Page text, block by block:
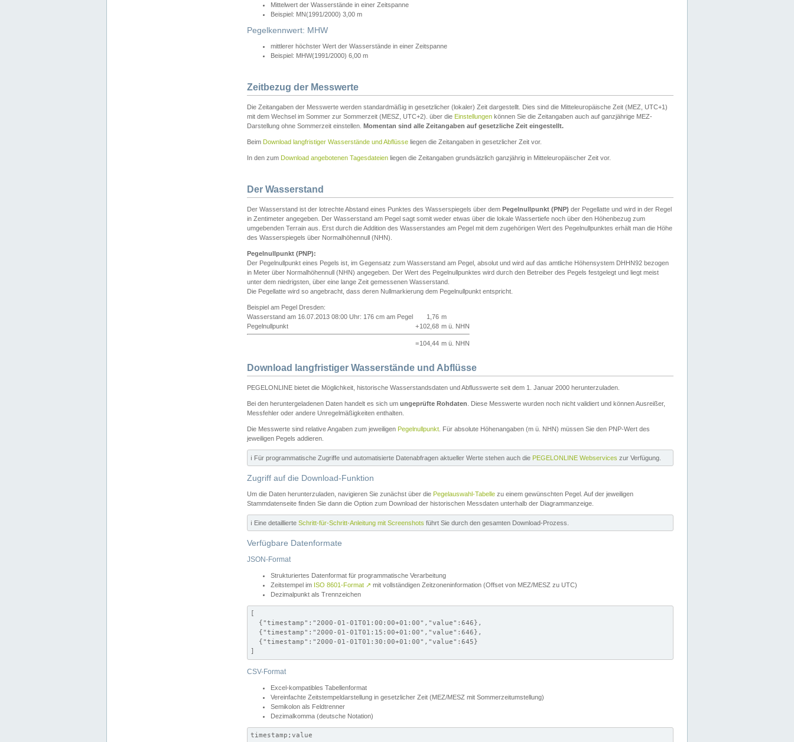
Mittelwert der Wasserstände in einer Zeitspanne
Beispiel: MN(1991/2000) 3,00 m
Pegelkennwert: MHW
mittlerer höchster Wert der Wasserstände in einer Zeitspanne
Beispiel: MHW(1991/2000) 6,00 m
Zeitbezug der Messwerte
Die Zeitangaben der Messwerte werden standardmäßig in gesetzlicher (lokaler) Zeit dargestellt. Dies sind die Mitteleuropäische Zeit (MEZ, UTC+1)
mit dem Wechsel im Sommer zur Sommerzeit (MESZ, UTC+2). über die Einstellungen können Sie die Zeitangaben auch auf ganzjährige MEZ-
Darstellung ohne Sommerzeit einstellen. Momentan sind alle Zeitangaben auf gesetzliche Zeit eingestellt.
Beim Download langfristiger Wasserstände und Abflüsse liegen die Zeitangaben in gesetzlicher Zeit vor.
In den zum Download angebotenen Tagesdateien liegen die Zeitangaben grundsätzlich ganzjährig in Mitteleuropäischer Zeit vor.
Der Wasserstand
Der Wasserstand ist der lotrechte Abstand eines Punktes des Wasserspiegels über dem Pegelnullpunkt (PNP) der Pegellatte und wird in der Regel
in Zentimeter angegeben. Der Wasserstand am Pegel sagt somit weder etwas über die lokale Wassertiefe noch über den Höhenbezug zum
umgebenden Terrain aus. Erst durch die Addition des Wasserstandes am Pegel mit dem zugehörigen Wert des Pegelnullpunktes erhält man die Höhe
des Wasserspiegels über Normalhöhennull (NHN).
Pegelnullpunkt (PNP):
Der Pegelnullpunkt eines Pegels ist, im Gegensatz zum Wasserstand am Pegel, absolut und wird auf das amtliche Höhensystem DHHN92 bezogen
in Meter über Normalhöhennull (NHN) angegeben. Der Wert des Pegelnullpunktes wird durch den Betreiber des Pegels festgelegt und liegt meist
unter dem niedrigsten, über eine lange Zeit gemessenen Wasserstand.
Die Pegellatte wird so angebracht, dass deren Nullmarkierung dem Pegelnullpunkt entspricht.
Beispiel am Pegel Dresden:
Wasserstand am 16.07.2013 08:00 Uhr: 176 cm am Pegel
1,76 m
Pegelnullpunkt
+102,68 m ü. NHN
=104,44 m ü. NHN
Download langfristiger Wasserstände und Abflüsse
PEGELONLINE bietet die Möglichkeit, historische Wasserstandsdaten und Abflusswerte seit dem 1. Januar 2000 herunterzuladen.
Bei den heruntergeladenen Daten handelt es sich um ungeprüfte Rohdaten . Diese Messwerte wurden noch nicht validiert und können Ausreißer,
Messfehler oder andere Unregelmäßigkeiten enthalten.
Die Messwerte sind relative Angaben zum jeweiligen Pegelnullpunkt . Für absolute Höhenangaben (m ü. NHN) müssen Sie den PNP-Wert des
jeweiligen Pegels addieren.
ℹ️ Für programmatische Zugriffe und automatisierte Datenabfragen aktueller Werte stehen auch die PEGELONLINE Webservices zur Verfügung.
Zugriff auf die Download-Funktion
Um die Daten herunterzuladen, navigieren Sie zunächst über die Pegelauswahl-Tabelle zu einem gewünschten Pegel. Auf der jeweiligen
Stammdatenseite finden Sie dann die Option zum Download der historischen Messdaten unterhalb der Diagrammanzeige.
ℹ️ Eine detaillierte Schritt-für-Schritt-Anleitung mit Screenshots führt Sie durch den gesamten Download-Prozess.
Verfügbare Datenformate
JSON-Format
Strukturiertes Datenformat für programmatische Verarbeitung
Zeitstempel im ISO 8601-Format ↗ mit vollständigen Zeitzoneninformation (Offset von MEZ/MESZ zu UTC)
Dezimalpunkt als Trennzeichen
[
  {"timestamp":"2000-01-01T01:00:00+01:00","value":646},
  {"timestamp":"2000-01-01T01:15:00+01:00","value":646},
  {"timestamp":"2000-01-01T01:30:00+01:00","value":645}
]
CSV-Format
Excel-kompatibles Tabellenformat
Vereinfachte Zeitstempeldarstellung in gesetzlicher Zeit (MEZ/MESZ mit Sommerzeitumstellung)
Semikolon als Feldtrenner
Dezimalkomma (deutsche Notation)
timestamp;value